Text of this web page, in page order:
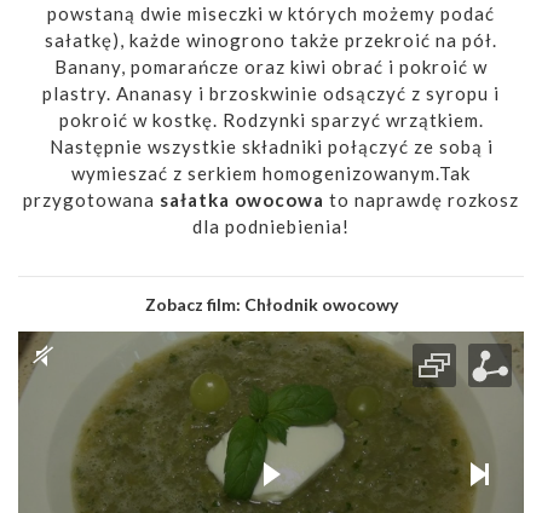
powstaną dwie miseczki w których możemy podać
sałatkę), każde winogrono także przekroić na pół.
Banany, pomarańcze oraz kiwi obrać i pokroić w
plastry. Ananasy i brzoskwinie odsączyć z syropu i
pokroić w kostkę. Rodzynki sparzyć wrzątkiem.
Następnie wszystkie składniki połączyć ze sobą i
wymieszać z serkiem homogenizowanym.Tak
przygotowana sałatka owocowa to naprawdę rozkosz
dla podniebienia!
Zobacz film: Chłodnik owocowy